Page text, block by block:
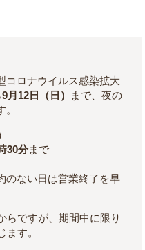
コロナウイルス感染拡大
9月12日（日）
まで、夜の
30分まで
のない日は営業終了を早
らですが、期間中に限り
す。